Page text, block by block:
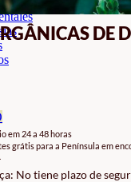
DE
em 24 a 48 horas
grátis para a Península em
No tiene plazo de